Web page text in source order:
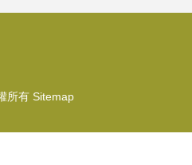
所有 Sitemap